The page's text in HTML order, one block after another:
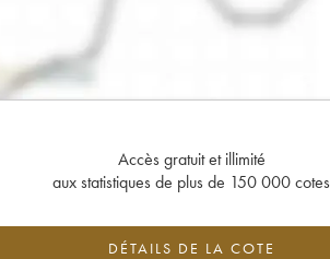
Accès gratuit et illimité
aux statistiques de plus de 150 000 cotes
DÉTAILS DE LA COTE